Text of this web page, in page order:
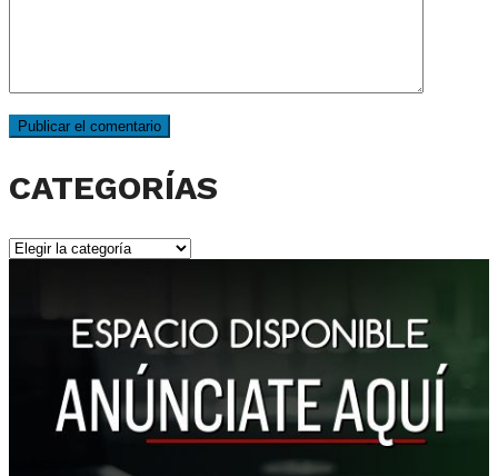
CATEGORÍAS
CATEGORÍAS